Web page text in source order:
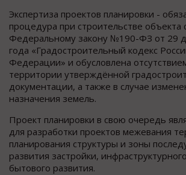
Экспертиза проектов планировки -
процедура при строительстве объекта
Федеральному закону №190-ФЗ от 29
года «Градостроительный кодекс
Федерации» и обусловлена
территории утверждённой
документации, а также в случае
назначения земель.
Проект планировки в свою очередь
для разработки проектов межевания
планирования структуры и зоны
развития застройки,
бытового развития.